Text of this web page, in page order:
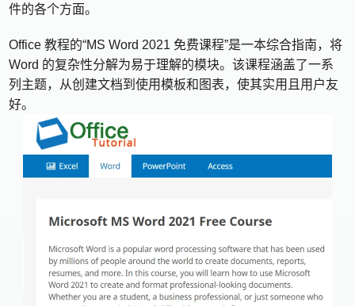
件的各个方面。
Office 教程的“MS Word 2021 免费课程”是一本综合指南，将
Word 的复杂性分解为易于理解的模块。该课程涵盖了一系
列主题，从创建文档到使用模板和图表，使其实用且用户友
好。